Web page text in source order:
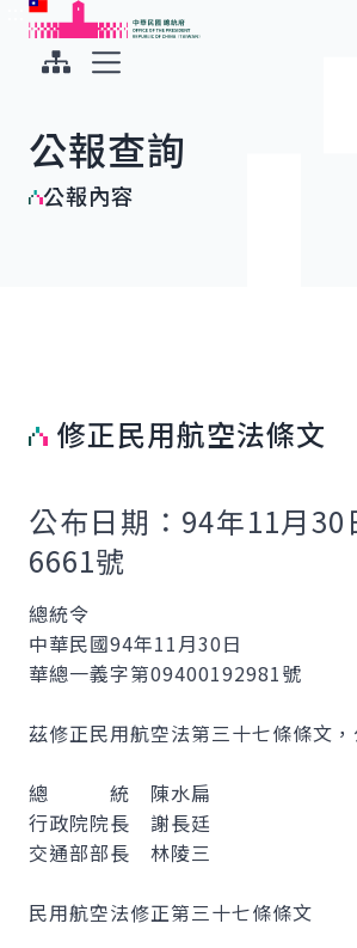
跳到主要內容
中華民國總統府
公報查詢
公報內容
修正民用航空法條文
公布日期：94年11月30
6661號
總統令
中華民國94年11月30日
華總一義字第09400192981號
茲修正民用航空法第三十七條條文，
總 統 陳水扁
行政院院長 謝長廷
交通部部長 林陵三
民用航空法修正第三十七條條文